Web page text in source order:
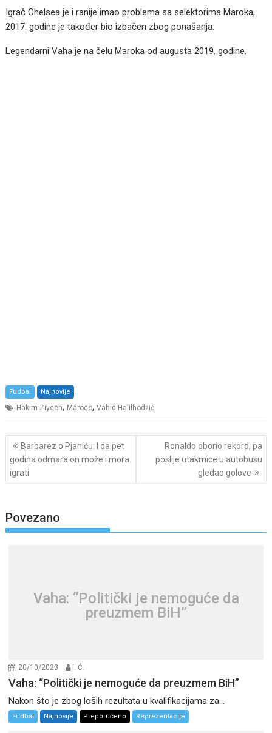
Igrač Chelsea je i ranije imao problema sa selektorima Maroka,
2017. godine je također bio izbačen zbog ponašanja.
Legendarni Vaha je na čelu Maroka od augusta 2019. godine.
Fudbal Najnovije
Hakim Ziyech, Maroco,Vahid Halilhodžić
Post
navigation
Barbarez o Pjaniću: I da pet
godina odmara on može i mora
igrati
Ronaldo oborio rekord, pa
poslije utakmice u autobusu
gledao golove
Povezano
Vaha: “Politički je nemoguće da
preuzmem BiH”
20/10/2023 I. Ć.
Vaha: “Politički je nemoguće da preuzmem BiH”
Nakon što je zbog loših rezultata u kvalifikacijama za...
Fudbal Najnovije Preporučeno Reprezentacije